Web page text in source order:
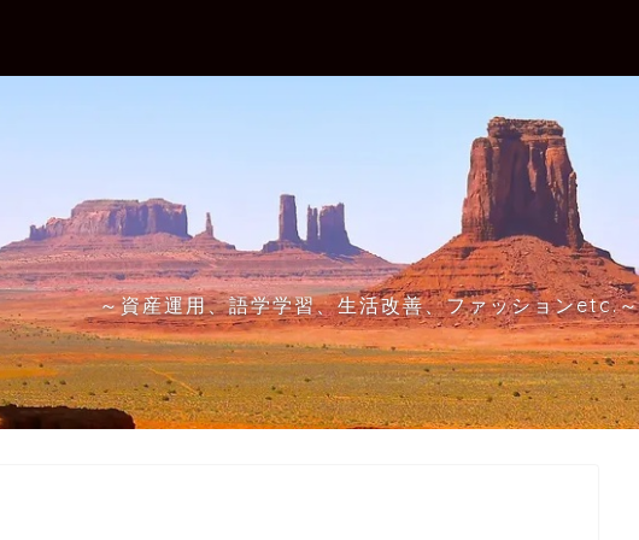
～資産運用、語学学習、生活改善、ファッションetc.～